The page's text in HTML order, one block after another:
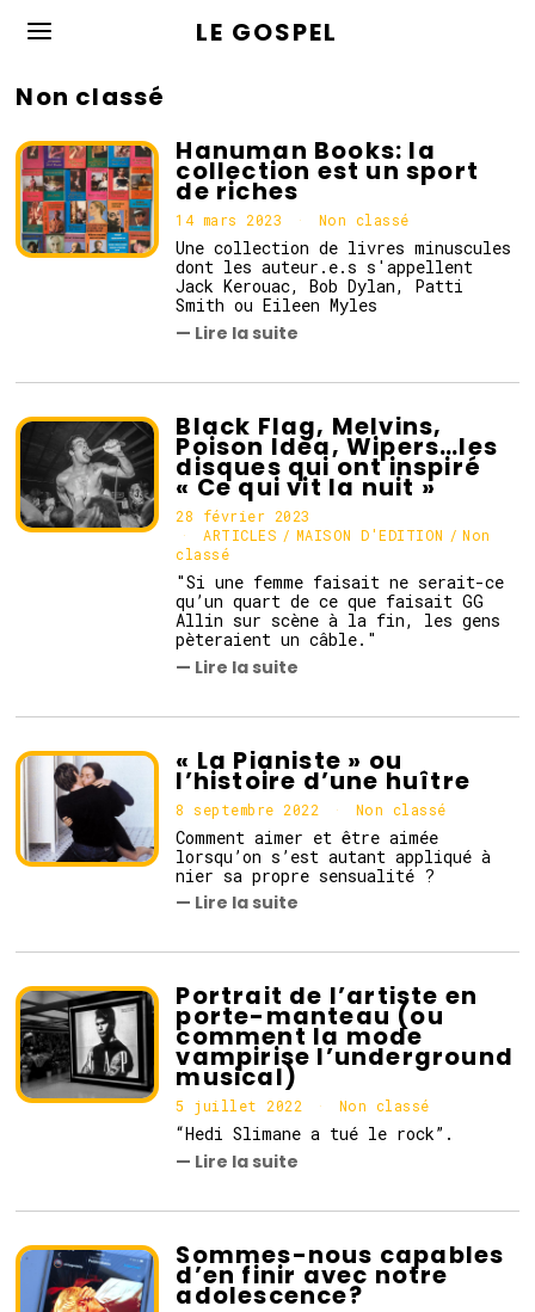
LE GOSPEL
Non classé
Hanuman Books: la
collection est un sport
de riches
14 mars 2023
4
m
a
r
s
2
Non classé
Une collection de livres minuscules
dont les auteur.e.s s'appellent
Jack Kerouac, Bob Dylan, Patti
Smith ou Eileen Myles
— Lire la suite
Black Flag, Melvins,
Poison Idea, Wipers…les
disques qui ont inspiré
« Ce qui vit la nuit »
28 février 2023
m
r
s
0
2
ARTICLES / MAISON D'EDITION / Non
classé
"Si une femme faisait ne serait-ce
qu’un quart de ce que faisait GG
Allin sur scène à la fin, les gens
pèteraient un câble."
— Lire la suite
« La Pianiste » ou
l’histoire d’une huître
8 septembre 2022
0
s
p
e
2
0
2
Non classé
Comment aimer et être aimée
lorsqu’on s’est autant appliqué à
nier sa propre sensualité ?
— Lire la suite
Portrait de l’artiste en
porte-manteau (ou
comment la mode
vampirise l’underground
musical)
5 juillet 2022
2
0
2
Non classé
“Hedi Slimane a tué le rock”.
— Lire la suite
Sommes-nous capables
d’en finir avec notre
adolescence?